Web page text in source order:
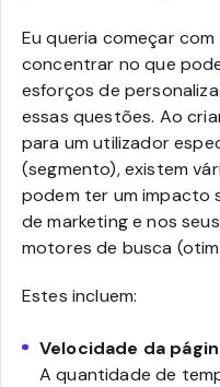
Eu queria começar
concentrar no que
esforços de
essas questões. Ao
para um utilizador
(segmento), existem
podem ter um impacto
de marketing e nos
motores de busca
Estes incluem:
Velocidade da
A quantidade de